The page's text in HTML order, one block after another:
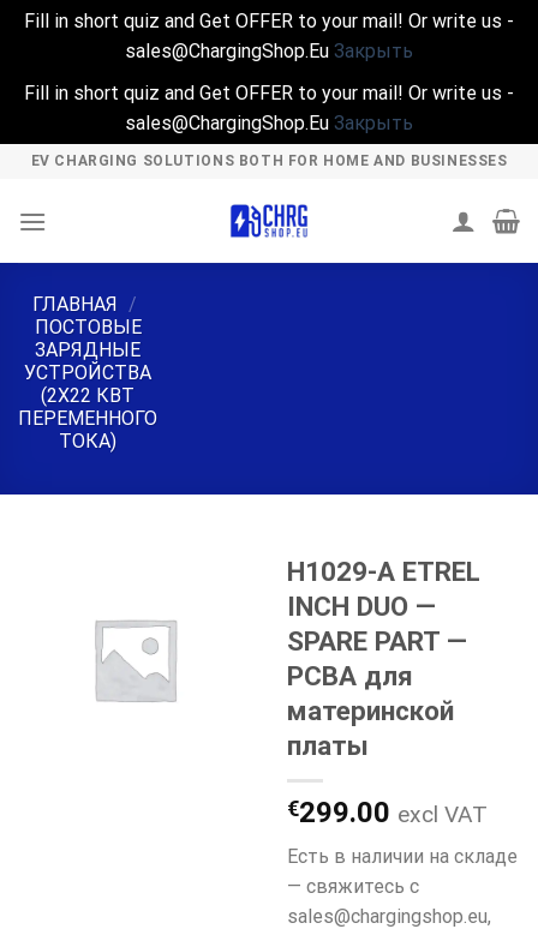
Fill in short quiz and Get OFFER to your mail! Or write us -
sales@ChargingShop.Eu Закрыть
Fill in short quiz and Get OFFER to your mail! Or write us -
sales@ChargingShop.Eu Закрыть
Skip
content
EV CHARGING SOLUTIONS BOTH FOR HOME AND BUSINESSES
ГЛАВНАЯ /
ПОСТОВЫЕ
ЗАРЯДНЫЕ
УСТРОЙСТВА
(2X22 КВТ
ПЕРЕМЕННОГО
ТОКА)
H1029-A ETREL
INCH DUO —
SPARE PART —
PCBA для
материнской
платы
€299.00 excl VAT
Есть в наличии на складе
— свяжитесь с
sales@chargingshop.eu,